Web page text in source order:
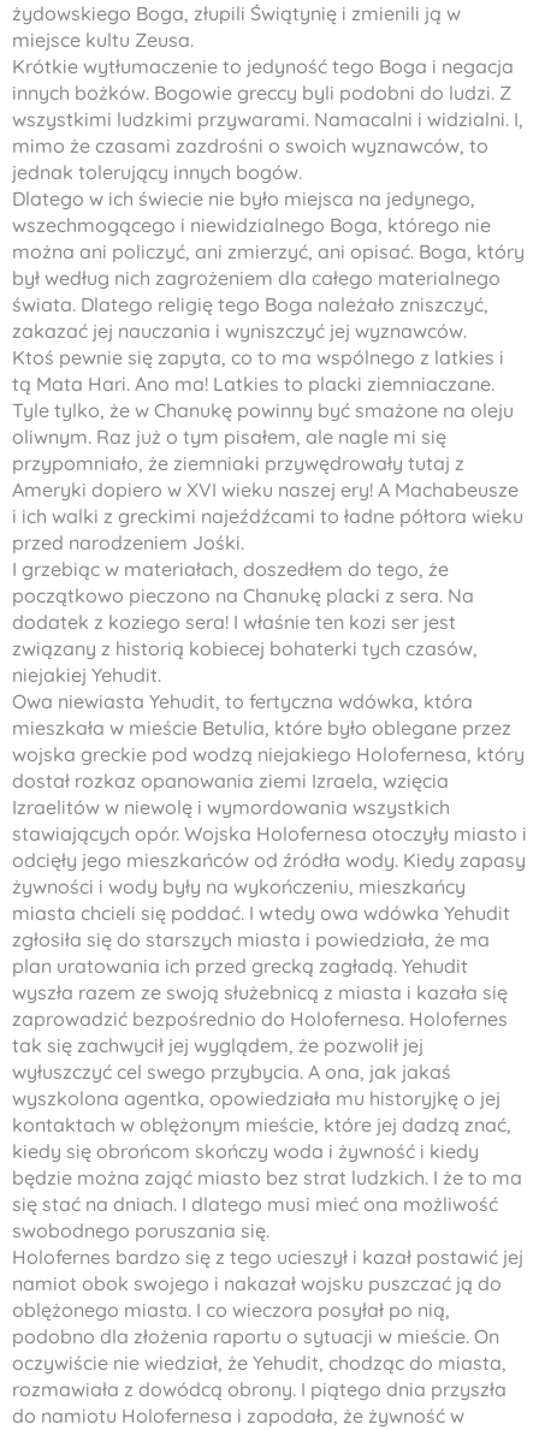
żydowskiego Boga, złupili Świątynię i zmienili ją w
miejsce kultu Zeusa.
Krótkie wytłumaczenie to jedyność tego Boga i negacja
innych bożków. Bogowie greccy byli podobni do ludzi. Z
wszystkimi ludzkimi przywarami. Namacalni i widzialni. I,
mimo że czasami zazdrośni o swoich wyznawców, to
jednak tolerujący innych bogów.
Dlatego w ich świecie nie było miejsca na jedynego,
wszechmogącego i niewidzialnego Boga, którego nie
można ani policzyć, ani zmierzyć, ani opisać. Boga, który
był według nich zagrożeniem dla całego materialnego
świata. Dlatego religię tego Boga należało zniszczyć,
zakazać jej nauczania i wyniszczyć jej wyznawców.
Ktoś pewnie się zapyta, co to ma wspólnego z latkies i
tą Mata Hari. Ano ma! Latkies to placki ziemniaczane.
Tyle tylko, że w Chanukę powinny być smażone na oleju
oliwnym. Raz już o tym pisałem, ale nagle mi się
przypomniało, że ziemniaki przywędrowały tutaj z
Ameryki dopiero w XVI wieku naszej ery! A Machabeusze
i ich walki z greckimi najeźdźcami to ładne półtora wieku
przed narodzeniem Jośki.
I grzebiąc w materiałach, doszedłem do tego, że
początkowo pieczono na Chanukę placki z sera. Na
dodatek z koziego sera! I właśnie ten kozi ser jest
związany z historią kobiecej bohaterki tych czasów,
niejakiej Yehudit.
Owa niewiasta Yehudit, to fertyczna wdówka, która
mieszkała w mieście Betulia, które było oblegane przez
wojska greckie pod wodzą niejakiego Holofernesa, który
dostał rozkaz opanowania ziemi Izraela, wzięcia
Izraelitów w niewolę i wymordowania wszystkich
stawiających opór. Wojska Holofernesa otoczyły miasto i
odcięły jego mieszkańców od źródła wody. Kiedy zapasy
żywności i wody były na wykończeniu, mieszkańcy
miasta chcieli się poddać. I wtedy owa wdówka Yehudit
zgłosiła się do starszych miasta i powiedziała, że ma
plan uratowania ich przed grecką zagładą. Yehudit
wyszła razem ze swoją służebnicą z miasta i kazała się
zaprowadzić bezpośrednio do Holofernesa. Holofernes
tak się zachwycił jej wyglądem, że pozwolił jej
wyłuszczyć cel swego przybycia. A ona, jak jakaś
wyszkolona agentka, opowiedziała mu historyjkę o jej
kontaktach w oblężonym mieście, które jej dadzą znać,
kiedy się obrońcom skończy woda i żywność i kiedy
będzie można zająć miasto bez strat ludzkich. I że to ma
się stać na dniach. I dlatego musi mieć ona możliwość
swobodnego poruszania się.
Holofernes bardzo się z tego ucieszył i kazał postawić jej
namiot obok swojego i nakazał wojsku puszczać ją do
oblężonego miasta. I co wieczora posyłał po nią,
podobno dla złożenia raportu o sytuacji w mieście. On
oczywiście nie wiedział, że Yehudit, chodząc do miasta,
rozmawiała z dowódcą obrony. I piątego dnia przyszła
do namiotu Holofernesa i zapodała, że żywność w